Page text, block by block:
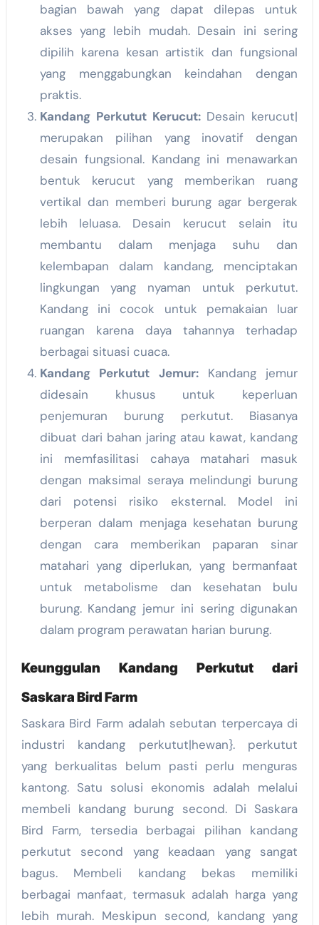
bagian bawah yang dapat dilepas untuk
akses yang lebih mudah. Desain ini sering
dipilih karena kesan artistik dan fungsional
yang menggabungkan keindahan dengan
praktis.
Kandang Perkutut Kerucut:Desain kerucut|
merupakan pilihan yang inovatif dengan
desain fungsional. Kandang ini menawarkan
bentuk kerucut yang memberikan ruang
vertikal dan memberi burung agar bergerak
lebih leluasa. Desain kerucut selain itu
membantu dalam menjaga suhu dan
kelembapan dalam kandang, menciptakan
lingkungan yang nyaman untuk perkutut.
Kandang ini cocok untuk pemakaian luar
ruangan karena daya tahannya terhadap
berbagai situasi cuaca.
Kandang Perkutut Jemur:Kandang jemur
didesain khusus untuk keperluan
penjemuran burung perkutut. Biasanya
dibuat dari bahan jaring atau kawat, kandang
ini memfasilitasi cahaya matahari masuk
dengan maksimal seraya melindungi burung
dari potensi risiko eksternal. Model ini
berperan dalam menjaga kesehatan burung
dengan cara memberikan paparan sinar
matahari yang diperlukan, yang bermanfaat
untuk metabolisme dan kesehatan bulu
burung. Kandang jemur ini sering digunakan
dalam program perawatan harian burung.
Keunggulan Kandang Perkutut dari
Saskara Bird Farm
Saskara Bird Farm adalah sebutan terpercaya di
industri kandang perkutut|hewan}. perkutut
yang berkualitas belum pasti perlu menguras
kantong. Satu solusi ekonomis adalah melalui
membeli kandang burung second. Di Saskara
Bird Farm, tersedia berbagai pilihan kandang
perkutut second yang keadaan yang sangat
bagus. Membeli kandang bekas memiliki
berbagai manfaat, termasuk adalah harga yang
lebih murah. Meskipun second, kandang yang